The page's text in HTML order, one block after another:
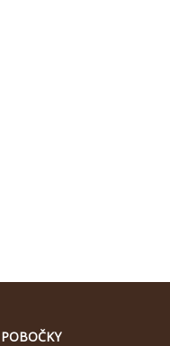
POBOČKY